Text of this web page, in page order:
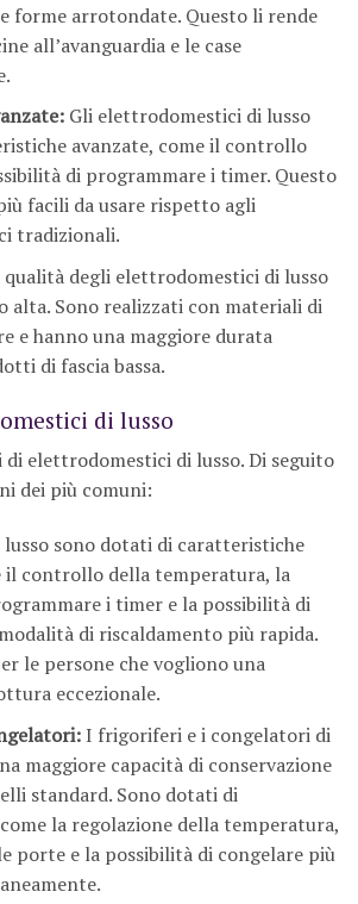
forme arrotondate. Questo li rende
all’avanguardia e le case
Gli elettrodomestici di lusso
avanzate, come il controllo
di programmare i timer. Questo
facili da usare rispetto agli
tradizionali.
degli elettrodomestici di lusso
alta. Sono realizzati con materiali di
e hanno una maggiore durata
di fascia bassa.
di lusso
elettrodomestici di lusso. Di seguito
dei più comuni:
sono dotati di caratteristiche
il controllo della temperatura, la
i timer e la possibilità di
di riscaldamento più rapida.
le persone che vogliono una
eccezionale.
I frigoriferi e i congelatori di
maggiore capacità di conservazione
standard. Sono dotati di
la regolazione della temperatura,
porte e la possibilità di congelare più